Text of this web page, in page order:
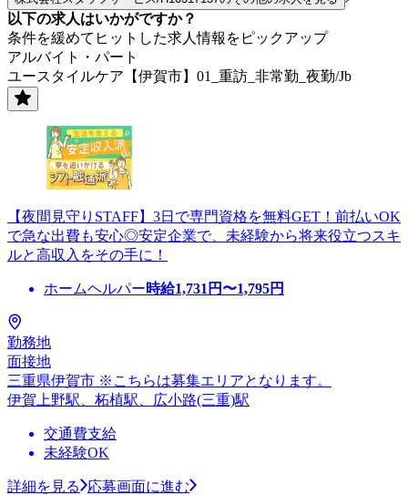
以下の求人はいかがですか？
条件を緩めてヒットした求人情報をピックアップ
アルバイト・パート
ユースタイルケア【伊賀市】01_重訪_非常勤_夜勤/Jb
【夜間見守りSTAFF】3日で専門資格を無料GET！前払いOK
で急な出費も安心◎安定企業で、未経験から将来役立つスキ
ルと高収入をその手に！
ホームヘルパー時給1,731 円〜1,795円
勤務地
面接地
三重県伊賀市 ※こちらは募集エリアとなります。
伊賀上野駅、柘植駅、広小路(三重)駅
交通費支給
未経験OK
詳細を見る
応募画面に進む